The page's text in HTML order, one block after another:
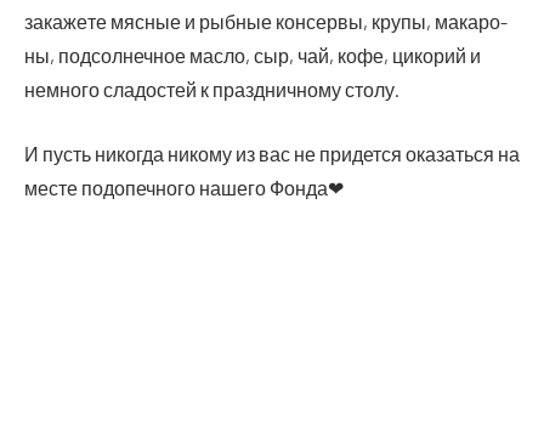
зака­же­те мяс­ные и рыб­ные кон­сер­вы, кру­пы, мака­ро­
ны, под­сол­неч­ное мас­ло, сыр, чай, кофе, цико­рий и
немно­го сла­до­стей к празд­нич­но­му столу.
И пусть нико­гда нико­му из вас не при­дет­ся ока­зать­ся на
месте под­опеч­но­го наше­го Фонда❤